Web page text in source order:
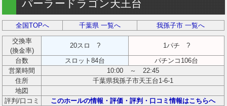
パーラードラゴン天王台
全国TOPへ 千葉県 一覧へ 我孫子市 一覧へ
交換率
(換金率)
20スロ ?
1パチ ?
台数
スロット84台
パチンコ106台
営業時間
10:00 ～ 22:45
住所
千葉県我孫子市天王台1-6-1
地図
評判/口コミ
このホールの情報・評価・評判・口コミ情報はこちらへ